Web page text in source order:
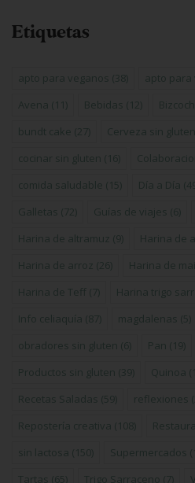
Etiquetas
apto para veganos (38) apto para
Avena (11) Bebidas (12)
bundt cake (27) Cerveza sin gluten
cocinar sin gluten (16)
comida saludable (15) Día a Día
Galletas (72) Guías de viajes (6)
Harina de altramuz (9) Harina de
Harina de arroz (26) Harina de
Harina de Teff (7) Harina trigo
Info celiaquía (87) magdalenas (5)
obradores sin gluten (6) Pan (19)
Productos sin gluten (39) Quinoa
Recetas Saladas (59) reflexiones
Repostería creativa (108)
sin lactosa (150) Supermercados
Tartas (65) Trigo Sarraceno (7)